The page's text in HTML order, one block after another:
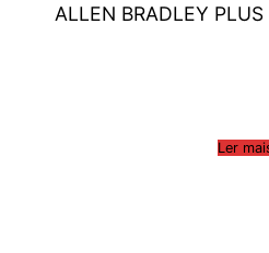
ALLEN BRADLEY
Ler